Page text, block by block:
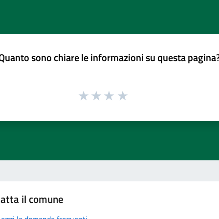
sono chiare le informazioni su questa
il comune